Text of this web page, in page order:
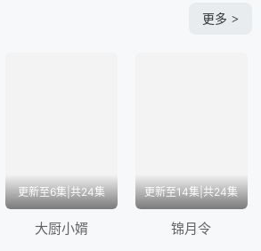
楚琳分手，并改名华明翰，加入中
翰，而华明翰心中却只有吴楚琳。
出现认出他就是昔日恋人沈云时，
再一次推开吴楚琳。直到吴楚琳被日
更多 >
更新至6集|共24集
大厨小婿
更新至14集|共24集
锦月令